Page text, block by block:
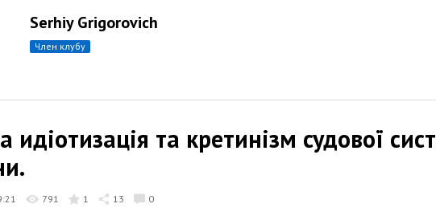
Serhiy Grigorovich
член клубу
идіотизація та кретинізм судової
791 1 13 0